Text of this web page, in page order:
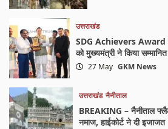
उत्तराखंड
SDG Achievers Award
को मुख्यमंत्री ने किया सम्मानित
27 May GKM News
उत्तराखंड नैनीताल
BREAKING – नैनीताल
नमाज, हाईकोर्ट ने दी इजाजत